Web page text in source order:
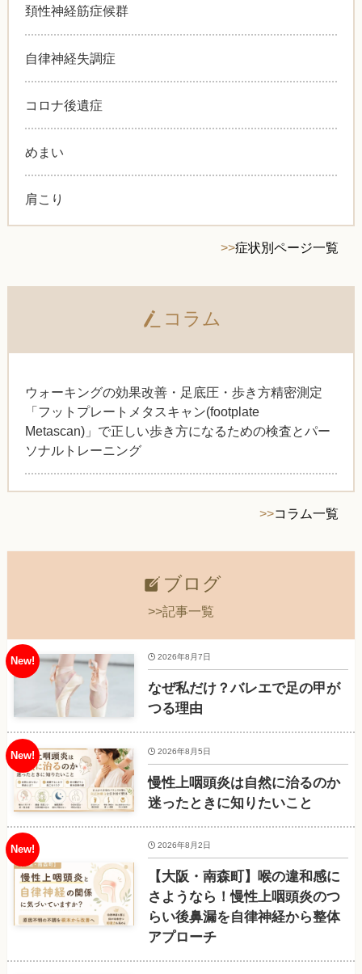
頚性神経筋症候群
自律神経失調症
コロナ後遺症
めまい
肩こり
>>症状別ページ一覧
コラム
ウォーキングの効果改善・足底圧・歩き方精密測定
「フットプレートメタスキャン(footplate
Metascan)」で正しい歩き方になるための検査とパー
ソナルトレーニング
>>コラム一覧
ブログ
>>記事一覧
なぜ私だけ？バレエで足の甲が
つる理由
2026年8月7日
慢性上咽頭炎は自然に治るのか
迷ったときに知りたいこと
2026年8月5日
【大阪・南森町】喉の違和感に
さようなら！慢性上咽頭炎のつ
らい後鼻漏を自律神経から整体
アプローチ
2026年8月2日